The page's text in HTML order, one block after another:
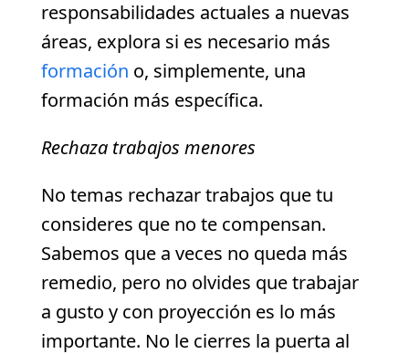
responsabilidades actuales a nuevas
áreas, explora si es necesario más
formación o, simplemente, una
formación más específica.
Rechaza trabajos menores
No temas rechazar trabajos que tu
consideres que no te compensan.
Sabemos que a veces no queda más
remedio, pero no olvides que trabajar
a gusto y con proyección es lo más
importante. No le cierres la puerta al